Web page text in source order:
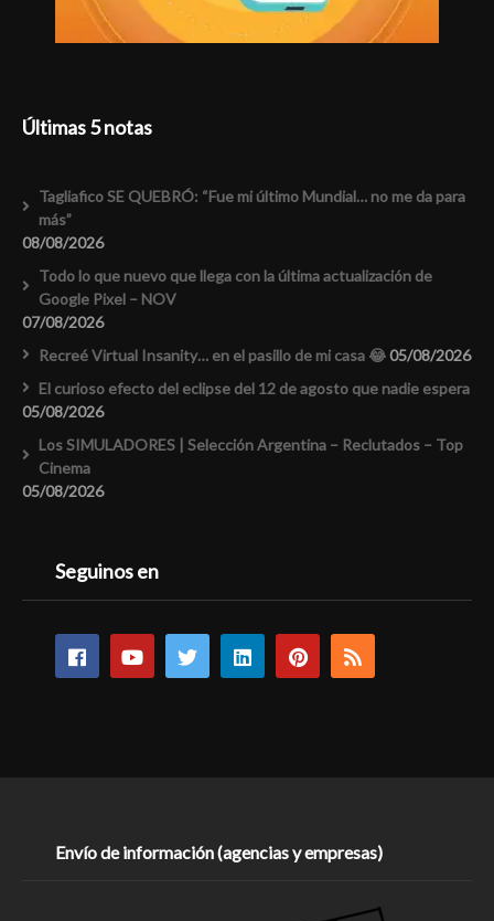
Últimas 5 notas
Tagliafico SE QUEBRÓ: “Fue mi último Mundial… no me da para
más”
08/08/2026
Todo lo que nuevo que llega con la última actualización de
Google Pixel – NOV
07/08/2026
Recreé Virtual Insanity… en el pasillo de mi casa 😂05/08/2026
El curioso efecto del eclipse del 12 de agosto que nadie espera
05/08/2026
Los SIMULADORES | Selección Argentina – Reclutados – Top
Cinema
05/08/2026
Seguinos en
Envío de información (agencias y empresas)